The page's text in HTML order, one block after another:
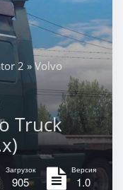
2 » Volvo
Truck
Загрузок
905
Версия
1.0